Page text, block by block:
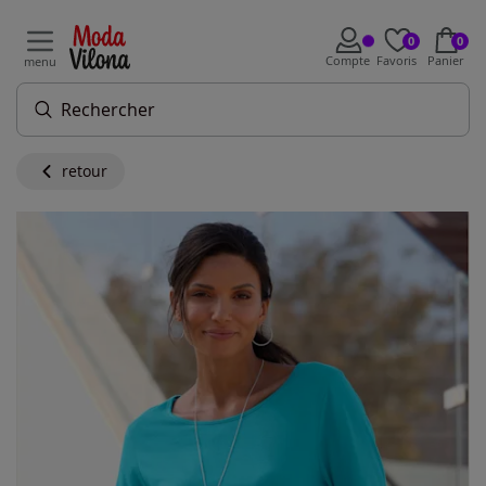
menu Compte
0
Favoris
0
Panier
retour